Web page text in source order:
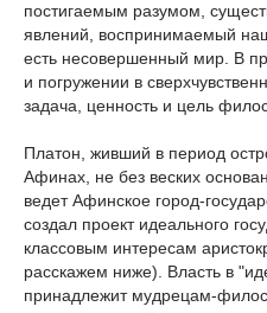
постигаемым разумом,
явлений, воспринимаемый
есть несовершенный мир. В
и погружении в
задача, ценность и цель
Платон, живший в период
Афинах, не без веских
ведет Афинское город-
создал проект идеального
классовым интересам
расскажем ниже). Власть в
принадлежит мудрецам-